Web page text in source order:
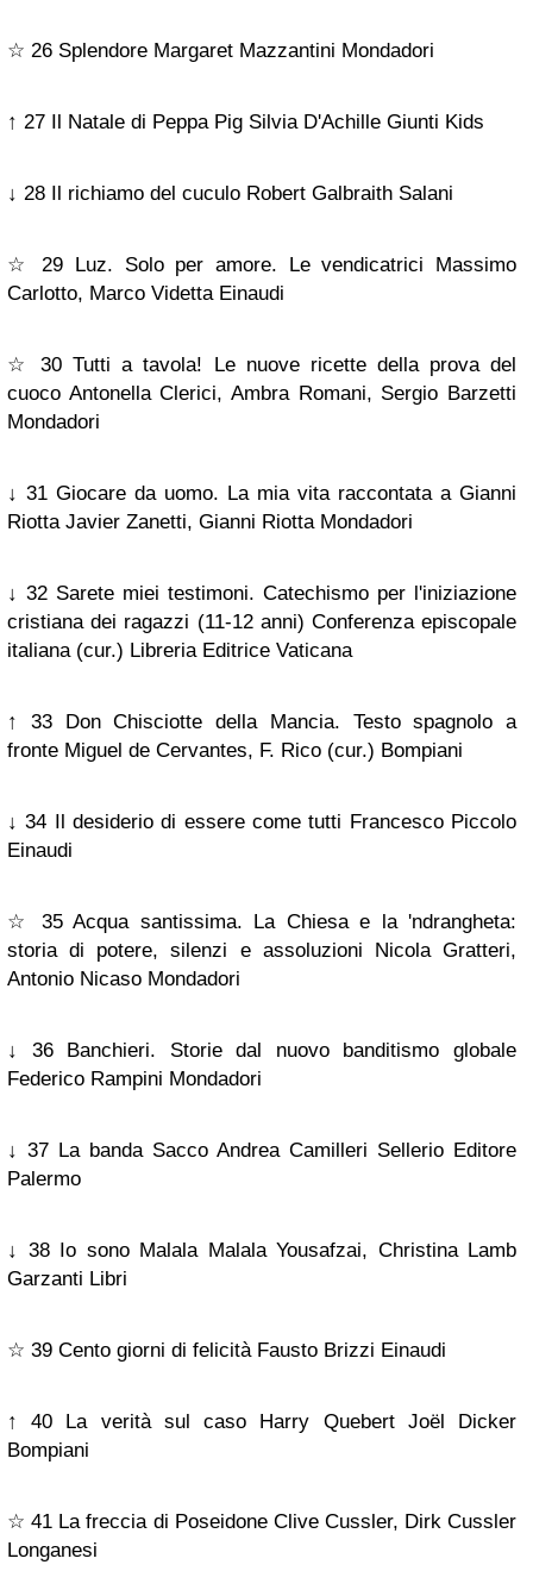
☆ 26 Splendore Margaret Mazzantini Mondadori
↑ 27 Il Natale di Peppa Pig Silvia D'Achille Giunti Kids
↓ 28 Il richiamo del cuculo Robert Galbraith Salani
☆ 29 Luz. Solo per amore. Le vendicatrici Massimo
Carlotto, Marco Videtta Einaudi
☆ 30 Tutti a tavola! Le nuove ricette della prova del
cuoco Antonella Clerici, Ambra Romani, Sergio Barzetti
Mondadori
↓ 31 Giocare da uomo. La mia vita raccontata a Gianni
Riotta Javier Zanetti, Gianni Riotta Mondadori
↓ 32 Sarete miei testimoni. Catechismo per l'iniziazione
cristiana dei ragazzi (11-12 anni) Conferenza episcopale
italiana (cur.) Libreria Editrice Vaticana
↑ 33 Don Chisciotte della Mancia. Testo spagnolo a
fronte Miguel de Cervantes, F. Rico (cur.) Bompiani
↓ 34 Il desiderio di essere come tutti Francesco Piccolo
Einaudi
☆ 35 Acqua santissima. La Chiesa e la 'ndrangheta:
storia di potere, silenzi e assoluzioni Nicola Gratteri,
Antonio Nicaso Mondadori
↓ 36 Banchieri. Storie dal nuovo banditismo globale
Federico Rampini Mondadori
↓ 37 La banda Sacco Andrea Camilleri Sellerio Editore
Palermo
↓ 38 Io sono Malala Malala Yousafzai, Christina Lamb
Garzanti Libri
☆ 39 Cento giorni di felicità Fausto Brizzi Einaudi
↑ 40 La verità sul caso Harry Quebert Joël Dicker
Bompiani
☆ 41 La freccia di Poseidone Clive Cussler, Dirk Cussler
Longanesi